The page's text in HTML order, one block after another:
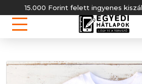
15.000 Forint felett ingyenes kiszállítás!